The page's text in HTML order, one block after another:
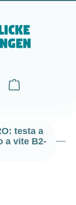
Il carrello
testa a
a vite B2-